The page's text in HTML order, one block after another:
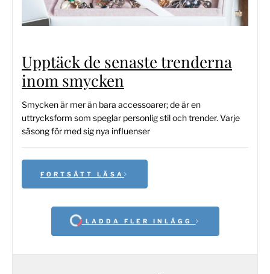
Upptäck de senaste trenderna
inom smycken
Smycken är mer än bara accessoarer; de är en
uttrycksform som speglar personlig stil och trender. Varje
säsong för med sig nya influenser
FORTSÄTT LÄSA
LADDA FLER INLÄGG